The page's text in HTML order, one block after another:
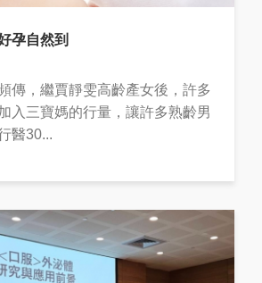
孕自然到
傳，繼賈靜雯高齡產女後，許多
入三寶媽的行量，讓許多熟齡男
醫30...